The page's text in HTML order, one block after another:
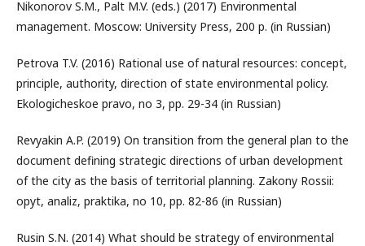
Nikonorov S.M., Palt M.V. (eds.) (2017) Environmental
management. Moscow: University Press, 200 p. (in Russian)
Petrova T.V. (2016) Rational use of natural resources: concept,
principle, authority, direction of state environmental policy.
Ekologicheskoe pravo, no 3, pp. 29-34 (in Russian)
Revyakin A.P. (2019) On transition from the general plan to the
document defining strategic directions of urban development
of the city as the basis of territorial planning. Zakony Rossii:
opyt, analiz, praktika, no 10, pp. 82-86 (in Russian)
Rusin S.N. (2014) What should be strategy of environmental